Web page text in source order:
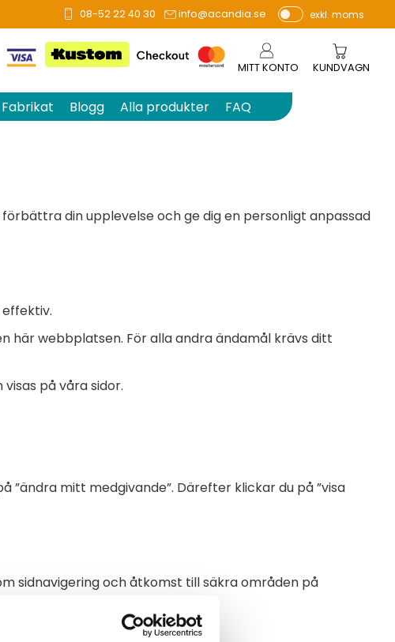
08-52 22 40 30 info@acandia.se
P
e
r
vi
exkl. moms
MITT KONTO KUNDVAGN
Fabrikat Blogg Alla produkter FAQ
din upplevelse och ge dig en personligt anpassad
här webbplatsen. För alla andra ändamål krävs ditt
på våra sidor.
”ändra mitt medgivande”. Därefter klickar du på ”visa
sidnavigering och åtkomst till säkra områden på